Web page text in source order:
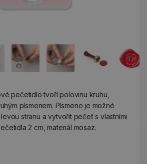
pečetidlo tvoří polovinu kruhu,
písmenem. Písmeno je možné
stranu a vytvořit pečeť s vlastními
2 cm, materiál mosaz.